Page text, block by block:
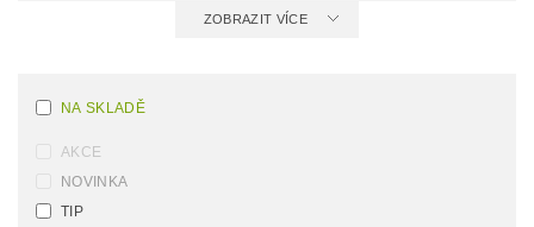
ZOBRAZIT VÍCE
NA SKLADĚ
AKCE
NOVINKA
TIP